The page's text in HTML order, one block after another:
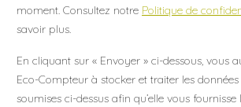
moment. Consultez notre Politique de
savoir plus.
En cliquant sur « Envoyer » ci-dessous, vous
Eco-Compteur à stocker et traiter les
soumises ci-dessus afin qu’elle vous fournisse